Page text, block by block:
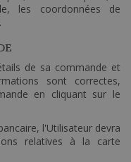
les coordonnées de
de sa commande et
sont correctes,
en cliquant sur le
l'Utilisateur devra
relatives à la carte